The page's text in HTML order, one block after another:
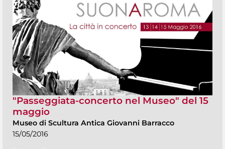
"Passeggiata-concerto nel Museo" del 15
maggio
Museo di Scultura Antica Giovanni Barracco
15/05/2016